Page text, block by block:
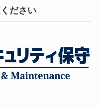
ださい